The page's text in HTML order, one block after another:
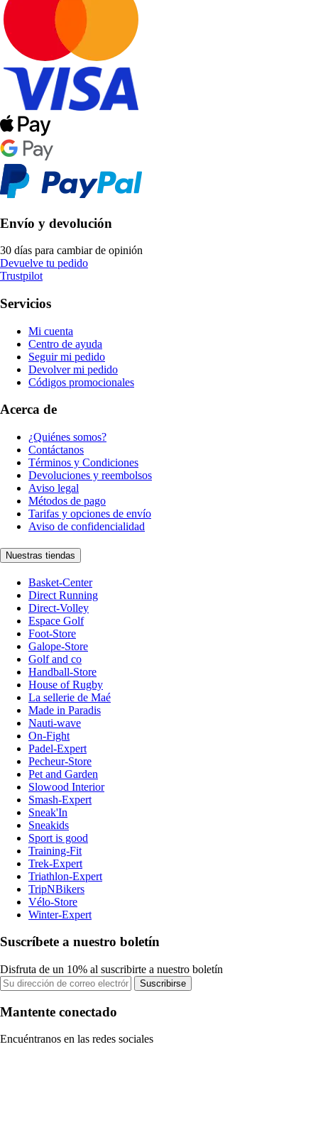
Envío y devolución
30 días para cambiar de opinión
Devuelve tu pedido
Trustpilot
Servicios
Mi cuenta
Centro de ayuda
Seguir mi pedido
Devolver mi pedido
Códigos promocionales
Acerca de
¿Quiénes somos?
Contáctanos
Términos y Condiciones
Devoluciones y reembolsos
Aviso legal
Métodos de pago
Tarifas y opciones de envío
Aviso de confidencialidad
Nuestras tiendas
Basket-Center
Direct Running
Direct-Volley
Espace Golf
Foot-Store
Galope-Store
Golf and co
Handball-Store
House of Rugby
La sellerie de Maé
Made in Paradis
Nauti-wave
On-Fight
Padel-Expert
Pecheur-Store
Pet and Garden
Slowood Interior
Smash-Expert
Sneak'In
Sneakids
Sport is good
Training-Fit
Trek-Expert
Triathlon-Expert
TripNBikers
Vélo-Store
Winter-Expert
Suscríbete a nuestro boletín
Disfruta de un 10% al suscribirte a nuestro boletín
Suscribirse
Mantente conectado
Encuéntranos en las redes sociales